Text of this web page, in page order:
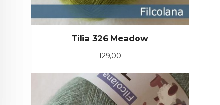
Tilia 326 Meadow
Pris
129,00